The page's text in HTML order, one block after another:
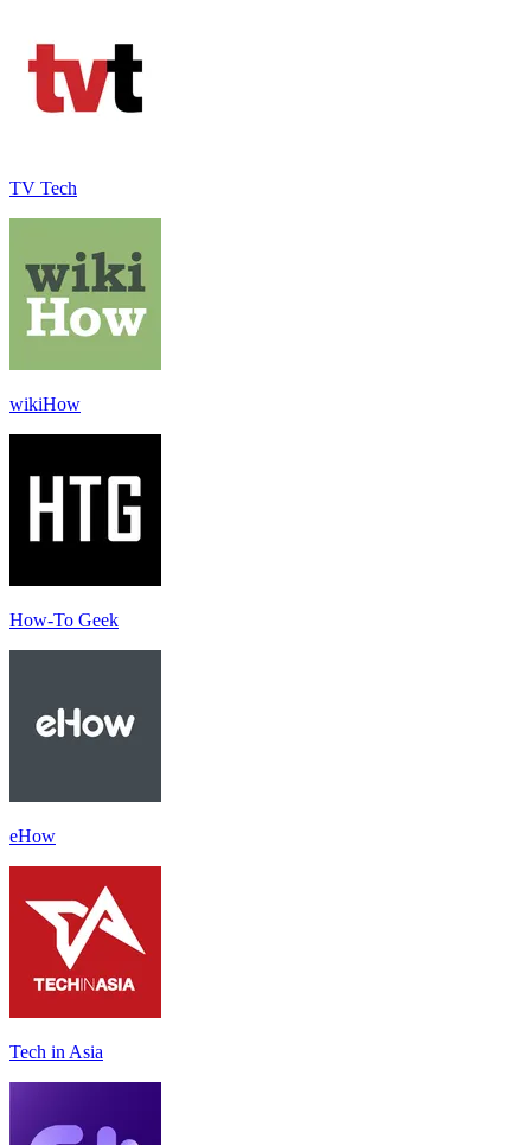
TV Tech
wikiHow
How-To Geek
eHow
Tech in Asia